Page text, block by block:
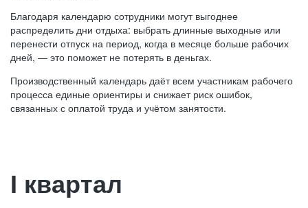
Благодаря календарю сотрудники могут выгоднее
распределить дни отдыха: выбрать длинные выходные или
перенести отпуск на период, когда в месяце больше рабочих
дней, — это поможет не потерять в деньгах.
Производственный календарь даёт всем участникам рабочего
процесса единые ориентиры и снижает риск ошибок,
связанных с оплатой труда и учётом занятости.
I квартал